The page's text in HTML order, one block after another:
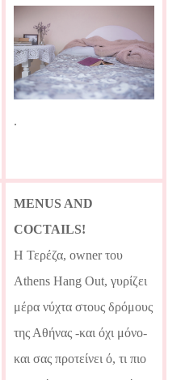
.
MENUS AND
COCTAILS!
Η Τερέζα, owner του
Athens Hang Out, γυρίζει
μέρα νύχτα στους δρόμους
της Αθήνας -και όχι μόνο-
και σας προτείνει ό, τι πιο